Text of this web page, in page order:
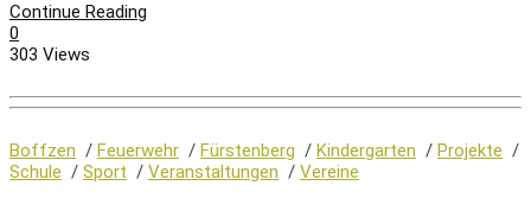
Continue Reading
0
303 Views
Boffzen / Feuerwehr / Fürstenberg / Kindergarten / Projekte /
Schule / Sport / Veranstaltungen / Vereine